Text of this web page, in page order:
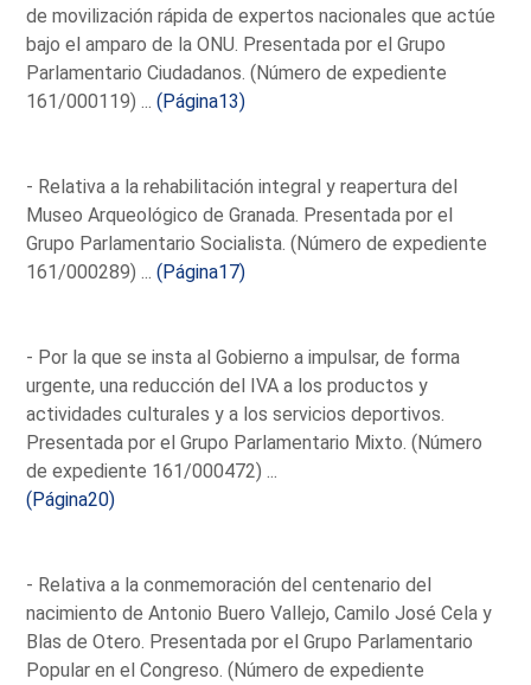
de movilización rápida de expertos nacionales que actúe
bajo el amparo de la ONU. Presentada por el Grupo
Parlamentario Ciudadanos. (Número de expediente
161/000119) ...(Página13)
- Relativa a la rehabilitación integral y reapertura del
Museo Arqueológico de Granada. Presentada por el
Grupo Parlamentario Socialista. (Número de expediente
161/000289) ...(Página17)
- Por la que se insta al Gobierno a impulsar, de forma
urgente, una reducción del IVA a los productos y
actividades culturales y a los servicios deportivos.
Presentada por el Grupo Parlamentario Mixto. (Número
de expediente 161/000472) ...
(Página20)
- Relativa a la conmemoración del centenario del
nacimiento de Antonio Buero Vallejo, Camilo José Cela y
Blas de Otero. Presentada por el Grupo Parlamentario
Popular en el Congreso. (Número de expediente